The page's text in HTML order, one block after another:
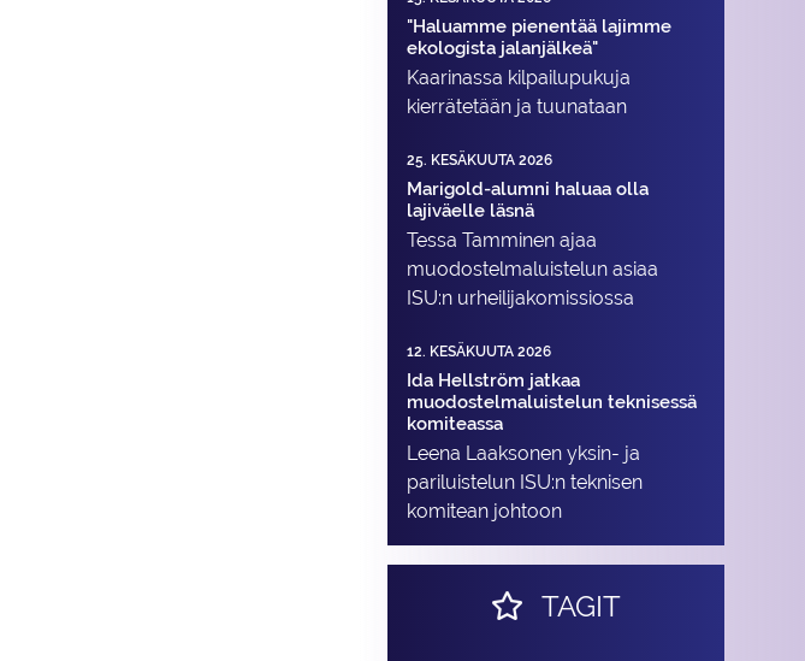
"Haluamme pienentää lajimme
ekologista jalanjälkeä"
Kaarinassa kilpailupukuja
kierrätetään ja tuunataan
25. KESÄKUUTA 2026
Marigold-alumni haluaa olla
lajiväelle läsnä
Tessa Tamminen ajaa
muodostelma­luistelun asiaa
ISU:n urheilija­komissiossa
12. KESÄKUUTA 2026
Ida Hellström jatkaa
muodostelmaluistelun teknisessä
komiteassa
Leena Laaksonen yksin- ja
pariluistelun ISU:n teknisen
komitean johtoon
TAGIT